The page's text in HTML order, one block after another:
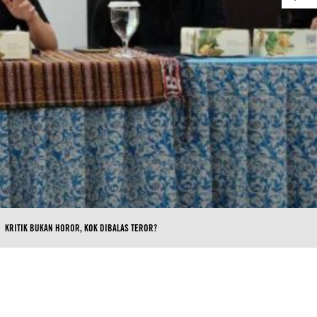
KRITIK BUKAN HOROR, KOK DIBALAS TEROR?